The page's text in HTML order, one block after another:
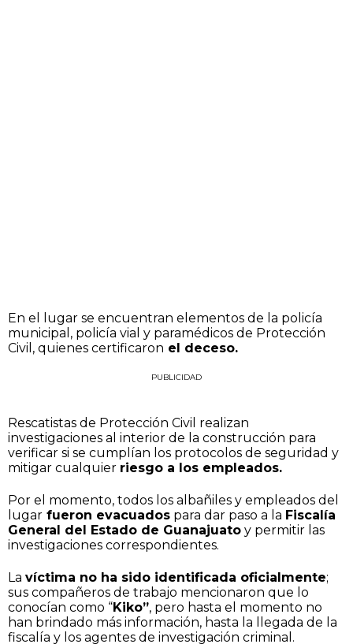
En el lugar se encuentran elementos de la policía
municipal, policía vial y paramédicos de Protección
Civil, quienes certificaron el deceso.
PUBLICIDAD
Rescatistas de Protección Civil realizan
investigaciones al interior de la construcción para
verificar si se cumplían los protocolos de seguridad y
mitigar cualquier riesgo a los empleados.
Por el momento, todos los albañiles y empleados del
lugar fueron evacuados para dar paso a la Fiscalía
General del Estado de Guanajuato y permitir las
investigaciones correspondientes.
La víctima no ha sido identificada oficialmente;
sus compañeros de trabajo mencionaron que lo
conocían como “Kiko”, pero hasta el momento no
han brindado más información, hasta la llegada de la
fiscalía y los agentes de investigación criminal.